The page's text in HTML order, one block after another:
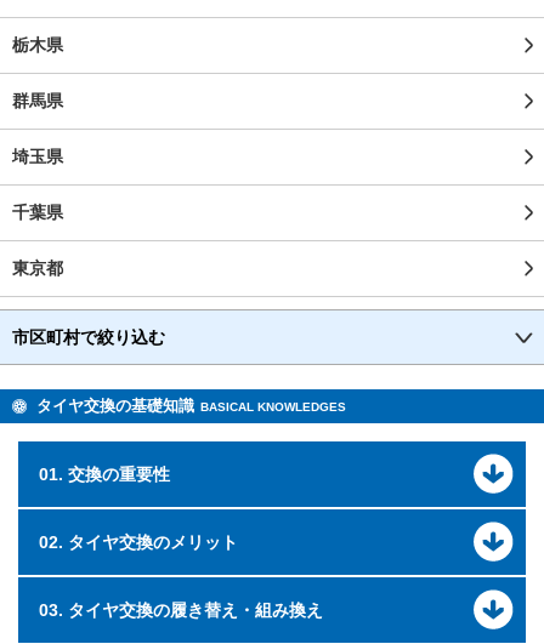
栃木県
群馬県
埼玉県
千葉県
東京都
市区町村で絞り込む
タイヤ交換の基礎知識 BASICAL KNOWLEDGES
01. 交換の重要性
02. タイヤ交換のメリット
03. タイヤ交換の履き替え・組み換え